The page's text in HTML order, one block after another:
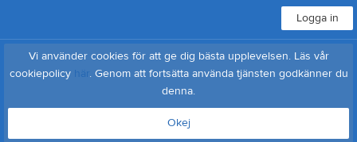
Logga in
Vi använder cookies för att ge dig bästa upplevelsen. Läs vår
cookiepolicy här. Genom att fortsätta använda tjänsten godkänner du
denna.
Okej